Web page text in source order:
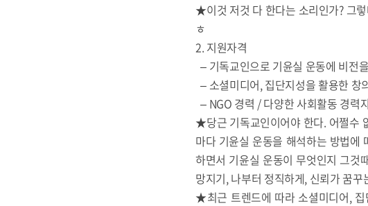
★이것 저것 다 한다는 소리인가? 그
ㅎ
2. 지원자격
– 기독교인으로 기윤실 운동에 비전
– 소셜미디어, 집단지성을 활용한
– NGO 경력 / 다양한 사회활동 경력
★당근 기독교인이어야 한다. 어쩔수
마다 기윤실 운동을 해석하는 방법에
하면서 기윤실 운동이 무엇인지 그것
망지기, 나부터 정직하게, 신뢰가 꿈
★최근 트렌드에 따라 소셜미디어,